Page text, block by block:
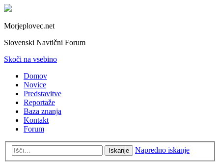
Morjeplovec.net
Slovenski Navtični Forum
Skoči na vsebino
Domov
Novice
Predstavitve
Reportaže
Baza znanja
Kontakt
Forum
Iskanje Napredno iskanje